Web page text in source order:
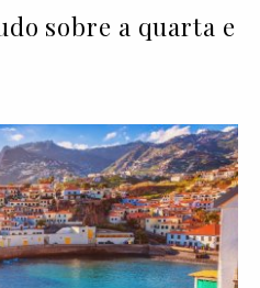
sobre a quarta e